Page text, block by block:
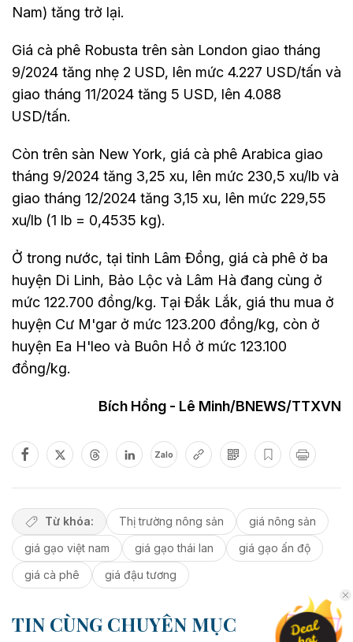
Nam) tăng trở lại.
Giá cà phê Robusta trên sàn London giao tháng
9/2024 tăng nhẹ 2 USD, lên mức 4.227 USD/tấn và
giao tháng 11/2024 tăng 5 USD, lên 4.088
USD/tấn.
Còn trên sàn New York, giá cà phê Arabica giao
tháng 9/2024 tăng 3,25 xu, lên mức 230,5 xu/lb và
giao tháng 12/2024 tăng 3,15 xu, lên mức 229,55
xu/lb (1 lb = 0,4535 kg).
Ở trong nước, tại tỉnh Lâm Đồng, giá cà phê ở ba
huyện Di Linh, Bảo Lộc và Lâm Hà đang cùng ở
mức 122.700 đồng/kg. Tại Đắk Lắk, giá thu mua ở
huyện Cư M'gar ở mức 123.200 đồng/kg, còn ở
huyện Ea H'leo và Buôn Hồ ở mức 123.100
đồng/kg.
Bích Hồng - Lê Minh/BNEWS/TTXVN
Zalo
Từ khóa: Thị trường nông sản
giá nông sản
giá gạo việt nam
giá gạo thái lan
giá gạo ấn độ
giá cà phê
giá đậu tương
TIN CÙNG CHUYÊN MỤC